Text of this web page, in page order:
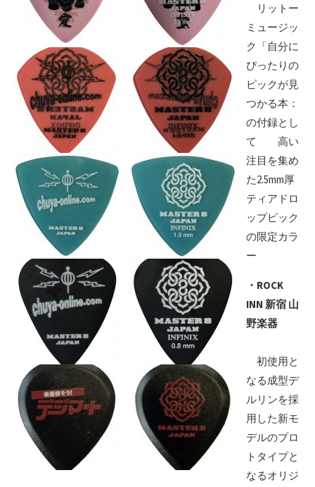
リットー
ミュージッ
ク「自分に
ぴったりの
ピックが見
つかる本：
の付録とし
て 高い
注目を集め
た2.5mm厚
ティアドロ
ップピック
の限定カラ
ー
・ROCK
INN 新宿 山
野楽器
初使用と
なる成型デ
ルリンを採
用した新モ
デルのプロ
トタイプと
なるオリジ